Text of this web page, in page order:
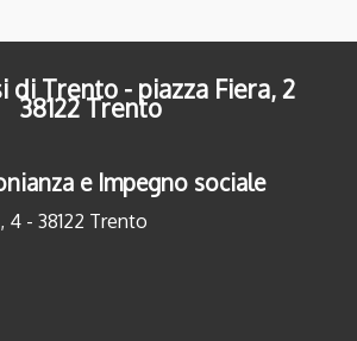
di Trento - piazza Fiera, 2
38122 Trento
e Impegno sociale
4 - 38122 Trento